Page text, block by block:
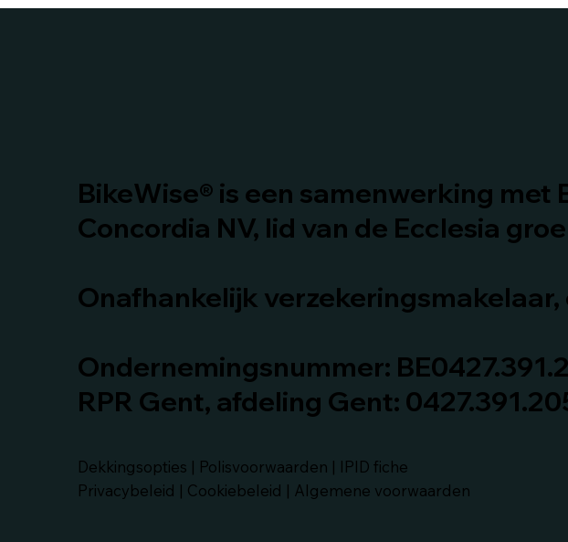
BikeWise® is een samenwerking
Concordia NV, lid van de Ecclesia
Onafhankelijk verzekeringsmakelaar,
Ondernemingsnummer:
RPR Gent, afdeling Gent:
Dekkingsopties | Polisvoorwaarden | IPID fiche
Privacybeleid | Cookiebeleid | Algemene voorwaarden